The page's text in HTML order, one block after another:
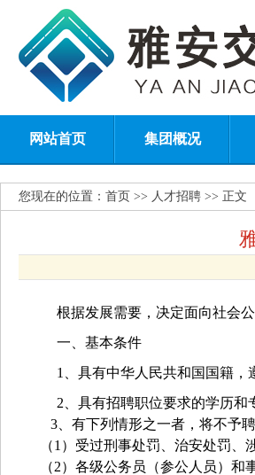
网站首页 集团概况
您现在的位置： 首页 >> 人才招聘 >> 正文
根据发展需要，决定面向社会
一、基本条件
1、具有中华人民共和国国籍，
2、具有招聘职位要求的学历
3 、有下列情形之一者，将不予聘
（1）受过刑事处罚、治安处罚、
（2）各级公务员（参公人员）和